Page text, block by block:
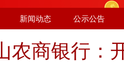
新闻动态 公示公告
农商银行：